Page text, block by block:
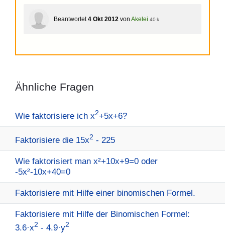
Beantwortet 4 Okt 2012 von Akelei 40 k
Ähnliche Fragen
Wie faktorisiere ich x2+5x+6?
Faktorisiere die 15x2 - 225
Wie faktorisiert man x²+10x+9=0 oder
-5x²-10x+40=0
Faktorisiere mit Hilfe einer binomischen Formel.
Faktorisiere mit Hilfe der Binomischen Formel:
3.6·x2 - 4.9·y2